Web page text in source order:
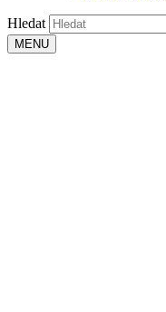
Hledat
MENU